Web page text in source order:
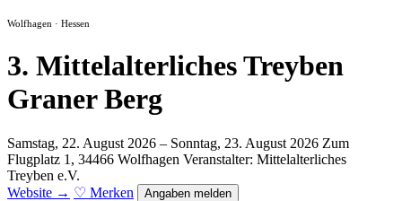
Wolfhagen · Hessen
3. Mittelalterliches Treyben
Graner Berg
Samstag, 22. August 2026 – Sonntag, 23. August 2026 Zum
Flugplatz 1, 34466 Wolfhagen Veranstalter: Mittelalterliches
Treyben e.V.
Website → ♡ Merken Angaben melden